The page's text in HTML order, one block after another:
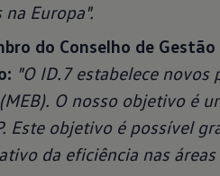
Europa".
do Conselho de
"O ID.7 estabelece
O nosso objetivo é
Este objetivo é possível
da eficiência nas